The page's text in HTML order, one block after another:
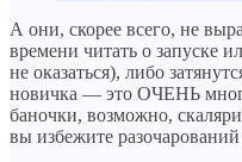
А они, скорее всего, не
времени читать о запуске
не оказаться), либо
новичка — это ОЧЕНЬ
баночки, возможно,
вы избежите